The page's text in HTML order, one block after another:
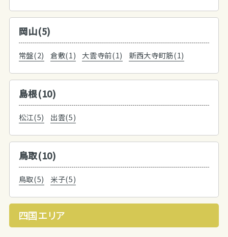
岡山(5)
常盤(2) 倉敷(1) 大雲寺前(1) 新西大寺町筋(1)
島根(10)
松江(5) 出雲(5)
鳥取(10)
鳥取(5) 米子(5)
四国エリア